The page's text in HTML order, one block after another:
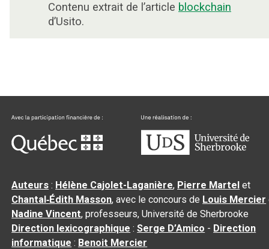
Contenu extrait de l’article blockchain
d’Usito.
Auteurs : Hélène Cajolet-Laganière, Pierre Martel et
Chantal‑Édith Masson, avec le concours de Louis Mercier
Nadine Vincent, professeurs, Université de Sherbrooke
Direction lexicographique :Serge D’Amico - Direction
informatique : Benoit Mercier